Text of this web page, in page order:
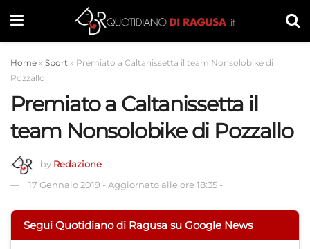
Home » Sport » Premiato a Caltanissetta il team Nonsolobike di
Pozzallo
Premiato a Caltanissetta il
team Nonsolobike di Pozzallo
by Redazione
17 Gennaio 2019 - Aggiornato alle ore 18:35 -
Segui Quotidiano di Ragusa su Google News